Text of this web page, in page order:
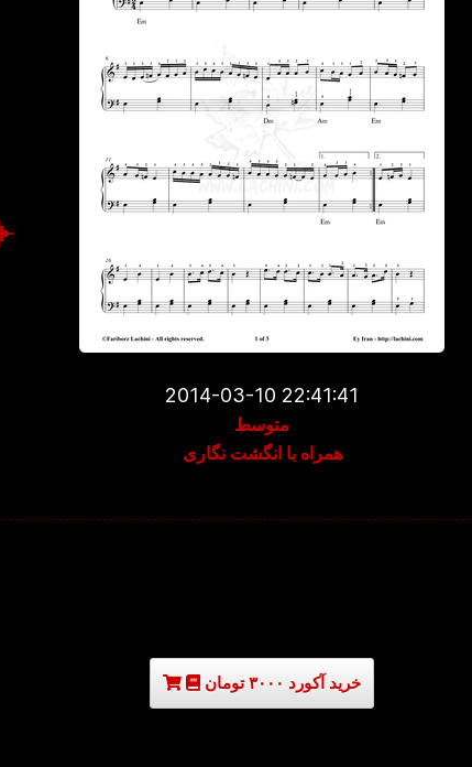
2014-03-10 22:41:41
متوسط
همراه با انگشت نگاری
خرید آکورد ۳۰۰۰ تومان